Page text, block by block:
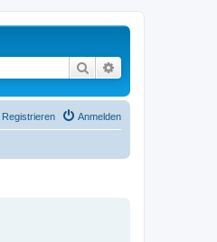
Suche
Anmelden
Registrieren